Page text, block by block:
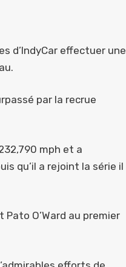
d’IndyCar effectuer une
par la recrue
mph et a
qu’il a rejoint la série il
O’Ward au premier